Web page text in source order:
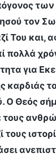
των
τον
Του και,
πολλά
για
καρδιάς
Ο Θεός
τους
τους